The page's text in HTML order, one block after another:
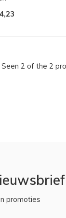
Seen 2 of the 2
promoties